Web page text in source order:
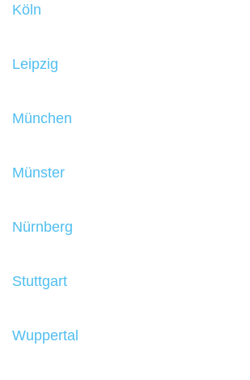
Köln
Leipzig
München
Münster
Nürnberg
Stuttgart
Wuppertal